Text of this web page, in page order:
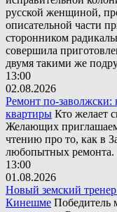
русской женщиной,
описательной части
сторонником
совершила
двумя такими же
13:00
02.08.2026
Ремонт по-заволжски:
квартиры Кто желает
Желающих
чтению про то, как в
любопытных ремонта.
13:00
01.08.2026
Новый земский тренер
Кинешме Победитель